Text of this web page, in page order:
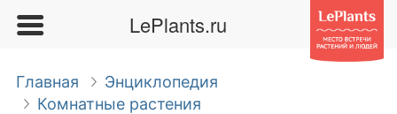
LePlants.ru
Главная
Энциклопедия
Комнатные растения